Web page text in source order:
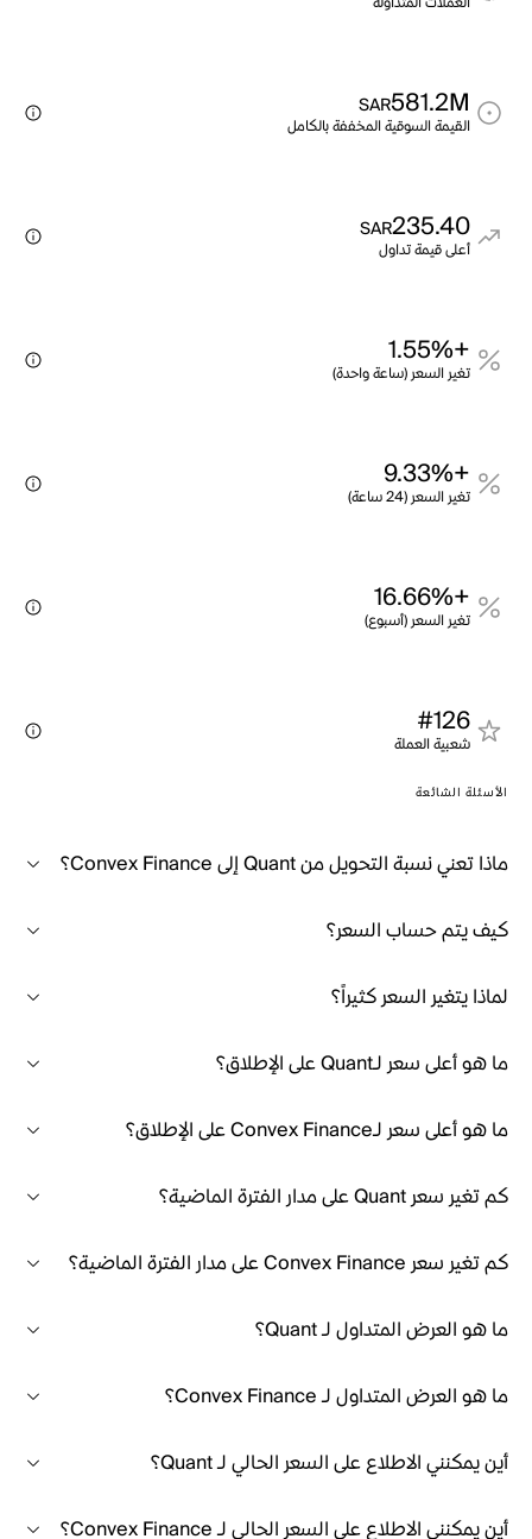
581.2M
SAR
القيمة السوقية المخففة بالكامل
235.40
SAR
أعلى قيمة تداول
+1.55%
تغير السعر (ساعة واحدة)
+9.33%
تغير السعر (24 ساعة)
+16.66%
تغير السعر (أسبوع)
#126
شعبية العملة
الأسئلة الشائعة
ماذا تعني نسبة التحويل من Quant إلى Convex Finance؟
كيف يتم حساب السعر؟
لماذا يتغير السعر كثيراً؟
ما هو أعلى سعر لـQuant على الإطلاق؟
ما هو أعلى سعر لـConvex Finance على الإطلاق؟
كم تغير سعر Quant على مدار الفترة الماضية؟
كم تغير سعر Convex Finance على مدار الفترة الماضية؟
ما هو العرض المتداول لـ Quant؟
ما هو العرض المتداول لـ Convex Finance؟
أين يمكنني الاطلاع على السعر الحالي لـ Quant؟
أين يمكنني الاطلاع على السعر الحالي لـ Convex Finance؟